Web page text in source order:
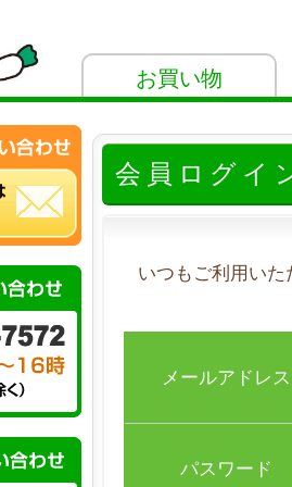
お買い物
会員ログイ
いつもご利用いた
メールアドレス
パスワード